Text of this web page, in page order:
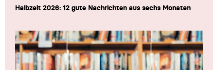
Halbzeit 2026: 12 gute Nachrichten aus sechs Monaten